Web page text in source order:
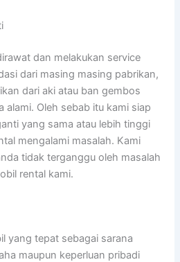
dan melakukan service
dari masing masing pabrikan,
dari aki atau ban gembos
alami. Oleh sebab itu kami siap
yang sama atau lebih tinggi
mengalami masalah. Kami
tidak terganggu oleh masalah
rental kami.
yang tepat sebagai sarana
maupun keperluan pribadi